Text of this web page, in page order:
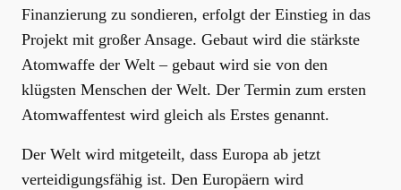
Finanzierung zu sondieren, erfolgt der Einstieg in das
Projekt mit großer Ansage. Gebaut wird die stärkste
Atomwaffe der Welt – gebaut wird sie von den
klügsten Menschen der Welt. Der Termin zum ersten
Atomwaffentest wird gleich als Erstes genannt.
Der Welt wird mitgeteilt, dass Europa ab jetzt
verteidigungsfähig ist. Den Europäern wird